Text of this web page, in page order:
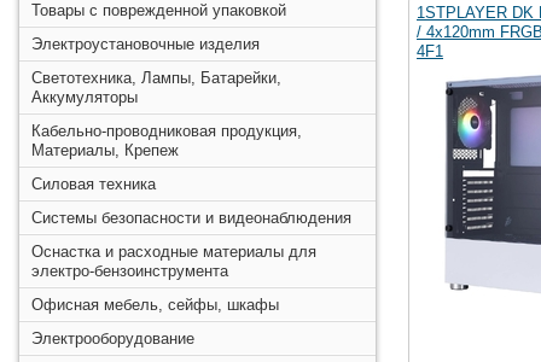
Товары с поврежденной упаковкой
Электроустановочные изделия
Светотехника, Лампы, Батарейки,
Аккумуляторы
Кабельно-проводниковая продукция,
Материалы, Крепеж
Силовая техника
Системы безопасности и видеонаблюдения
Оснастка и расходные материалы для
электро-бензоинструмента
Офисная мебель, сейфы, шкафы
Электрооборудование
1STPLAYER DK
/ 4x120mm
4F1